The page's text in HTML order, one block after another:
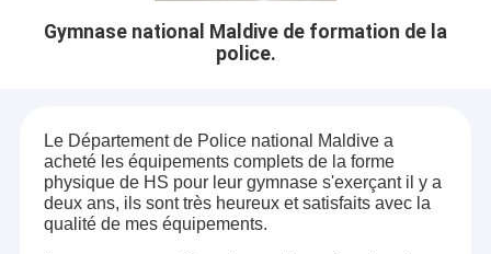
Gymnase national Maldive de formation de la
police.
Le Département de Police national Maldive a
acheté les équipements complets de la forme
physique de HS pour leur gymnase s'exerçant il y a
deux ans, ils sont très heureux et satisfaits avec la
qualité de mes équipements.